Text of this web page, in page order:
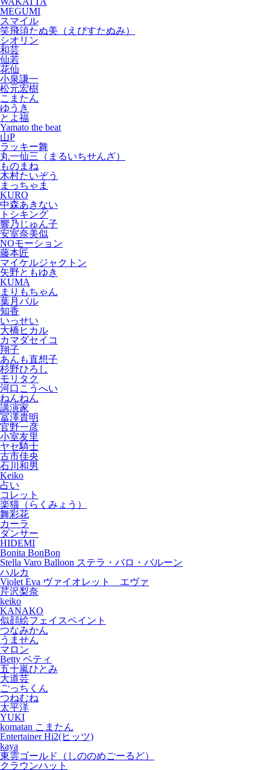
MEGUMI
スマイル
笑飛須たぬ美（えびすたぬみ）
シオリン
和芸
仙若
花仙
小泉謙一
松元宏樹
こまたん
ゆうき
とよ福
Yamato the beat
山P
ラッキー舞
丸一仙三（まるいちせんざ）
ものまね
木村たいぞう
まっちゃま
KURO
中森あきない
トシキング
響乃じゅん子
安室奈美似
NOモーション
藤本匠
マイケルジャクトン
矢野ともゆき
KUMA
まりもちゃん
葉月パル
知香
いっせい
大橋ヒカル
カマダセイコ
翔子
あんも直想子
杉野ひろし
モリタク
河口こうへい
ねんねん
講演家
冨澤貴明
官野一彦
小室友里
ヤセ騎士
古市佳央
石川和男
Keiko
占い
コレット
楽猫（らくみょう）
舞彩花
カーラ
ダンサー
HIDEMI
Bonita BonBon
Stella Varo Balloon ステラ・バロ・バルーン
ハルカ
Violet Eva ヴァイオレット エヴァ
芹沢梨奈
keiko
KANAKO
似顔絵フェイスペイント
つなみかん
うません
マロン
Betty ベティ
五十嵐ひとみ
大道芸
ごっちくん
つねむね
太平洋
YUKI
komatan こまたん
Entertainer Hi2(ヒッツ)
kaya
東雲ゴールド（しののめごーるど）
クラウンハット